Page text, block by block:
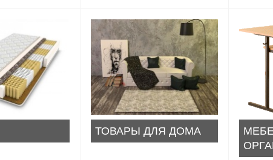
ТОВАРЫ ДЛЯ ДОМА